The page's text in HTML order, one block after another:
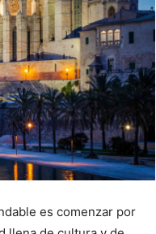
es comenzar por